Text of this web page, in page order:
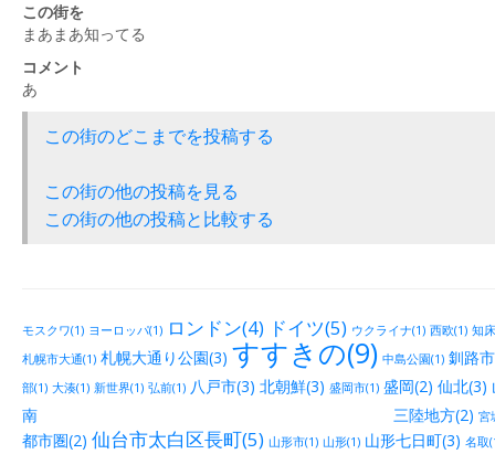
この街を
まあまあ知ってる
コメント
あ
この街のどこまでを投稿する
この街の他の投稿を見る
この街の他の投稿と比較する
モスクワ(1) ヨーロッパ(1) ロンドン(4) ドイツ(5) ウクライナ(1) 西欧(1) 知
札幌市大通(1) 札幌大通り公園(3) すすきの(9) 中島公園(1) 釧路
部(1) 大湊(1) 新世界(1) 弘前(1) 八戸市(3) 北朝鮮(3) 盛岡市(1) 盛岡(2) 仙北(3)
南 三陸地方(2) 宮
都市圏(2) 仙台市太白区長町(5) 山形市(1) 山形(1) 山形七日町(3) 名取